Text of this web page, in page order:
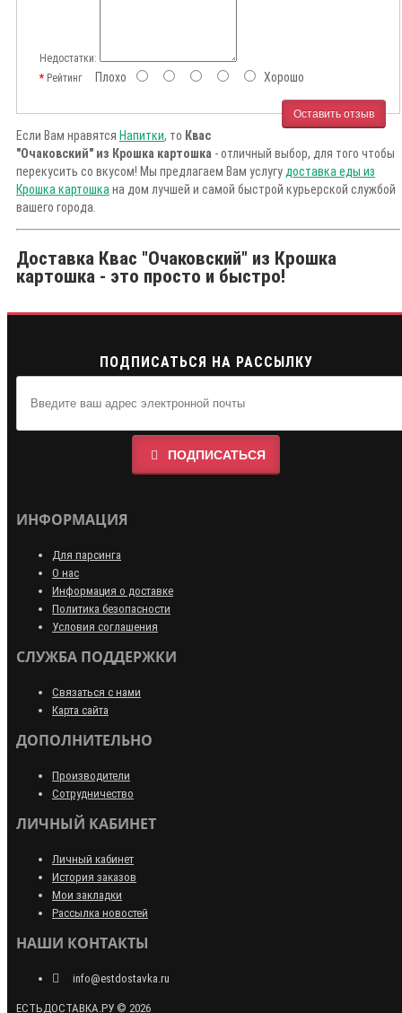
Недостатки:
РейтингПлохо Хорошо
Оставить отзыв
Если Вам нравятся Напитки, то Квас
"Очаковский" из Крошка картошка - отличный выбор, для того чтобы
перекусить со вкусом! Мы предлагаем Вам услугу доставка еды из
Крошка картошка на дом лучшей и самой быстрой курьерской службой
вашего города.
Доставка Квас "Очаковский" из Крошка
картошка - это просто и быстро!
ПОДПИСАТЬСЯ НА РАССЫЛКУ
ПОДПИСАТЬСЯ
ИНФОРМАЦИЯ
Для парсинга
О нас
Информация о доставке
Политика безопасности
Условия соглашения
СЛУЖБА ПОДДЕРЖКИ
Связаться с нами
Карта сайта
ДОПОЛНИТЕЛЬНО
Производители
Сотрудничество
ЛИЧНЫЙ КАБИНЕТ
Личный кабинет
История заказов
Мои закладки
Рассылка новостей
НАШИ КОНТАКТЫ
info@estdostavka.ru
ЕСТЬДОСТАВКА.РУ © 2026